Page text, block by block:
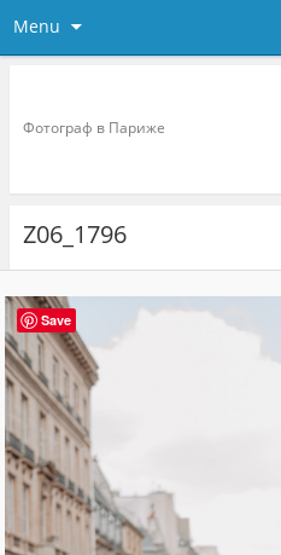
Menu
Фотограф в Париже
Z06_1796
Save